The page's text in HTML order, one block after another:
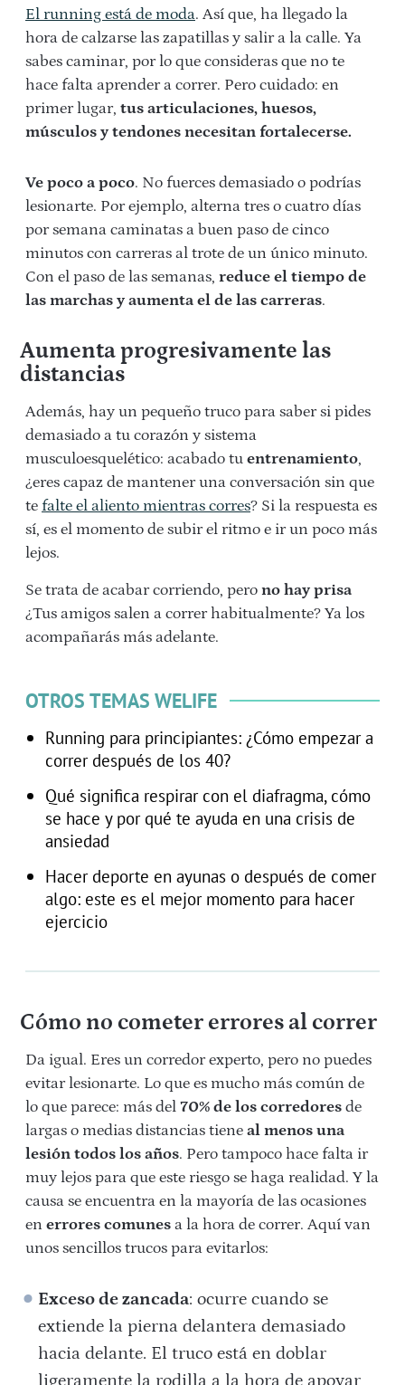
El running está de moda. Así que, ha llegado la
hora de calzarse las zapatillas y salir a la calle. Ya
sabes caminar, por lo que consideras que no te
hace falta aprender a correr. Pero cuidado: en
primer lugar, tus articulaciones, huesos,
músculos y tendones necesitan fortalecerse.
Ve poco a poco. No fuerces demasiado o podrías
lesionarte. Por ejemplo, alterna tres o cuatro días
por semana caminatas a buen paso de cinco
minutos con carreras al trote de un único minuto.
Con el paso de las semanas, reduce el tiempo de
las marchas y aumenta el de las carreras.
Aumenta progresivamente las
distancias
Además, hay un pequeño truco para saber si pides
demasiado a tu corazón y sistema
musculoesquelético: acabado tu entrenamiento,
¿eres capaz de mantener una conversación sin que
te falte el aliento mientras corres? Si la respuesta es
sí, es el momento de subir el ritmo e ir un poco más
lejos.
Se trata de acabar corriendo, pero no hay prisa
¿Tus amigos salen a correr habitualmente? Ya los
acompañarás más adelante.
OTROS TEMAS WELIFE
Running para principiantes: ¿Cómo empezar a
correr después de los 40?
Qué significa respirar con el diafragma, cómo
se hace y por qué te ayuda en una crisis de
ansiedad
Hacer deporte en ayunas o después de comer
algo: este es el mejor momento para hacer
ejercicio
Cómo no cometer errores al correr
Da igual. Eres un corredor experto, pero no puedes
evitar lesionarte. Lo que es mucho más común de
lo que parece: más del 70% de los corredores de
largas o medias distancias tiene al menos una
lesión todos los años. Pero tampoco hace falta ir
muy lejos para que este riesgo se haga realidad. Y la
causa se encuentra en la mayoría de las ocasiones
en errores comunes a la hora de correr. Aquí van
unos sencillos trucos para evitarlos:
Exceso de zancada: ocurre cuando se
extiende la pierna delantera demasiado
hacia delante. El truco está en doblar
ligeramente la rodilla a la hora de apoyar